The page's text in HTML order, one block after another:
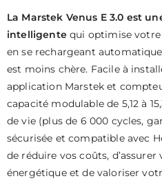
La Marstek Venus E 3.0 est
intelligentequi optimise votre
en se rechargeant
est moins chère. Facile à
application Marstek et
capacité modulable de 5,12 à
de vie (plus de 6 000 cycles,
sécurisée et compatible avec
de réduire vos coûts,
énergétique et de valoriser